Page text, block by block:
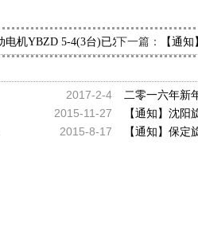
电机YBZD 5-4(3台)已发出，请付经理
下一篇： 【通
2017-2-4
二零一六年新
2015-11-27 【通知】沈阳
2015-8-17 【通知】保定